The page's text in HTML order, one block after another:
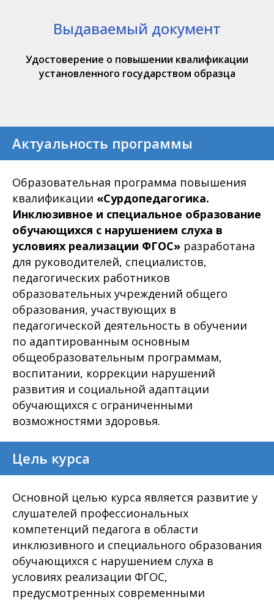
Выдаваемый документ
Удостоверение о повышении квалификации
установленного государством образца
Актуальность программы
Образовательная программа повышения
квалификации «Сурдопедагогика.
Инклюзивное и специальное образование
обучающихся с нарушением слуха в
условиях реализации ФГОС» разработана
для руководителей, специалистов,
педагогических работников
образовательных учреждений общего
образования, участвующих в
педагогической деятельность в обучении
по адаптированным основным
общеобразовательным программам,
воспитании, коррекции нарушений
развития и социальной адаптации
обучающихся с ограниченными
возможностями здоровья.
Цель курса
Основной целью курса является развитие у
слушателей профессиональных
компетенций педагога в области
инклюзивного и специального образования
обучающихся с нарушением слуха в
условиях реализации ФГОС,
предусмотренных современными